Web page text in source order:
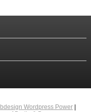
Wordpress Power|